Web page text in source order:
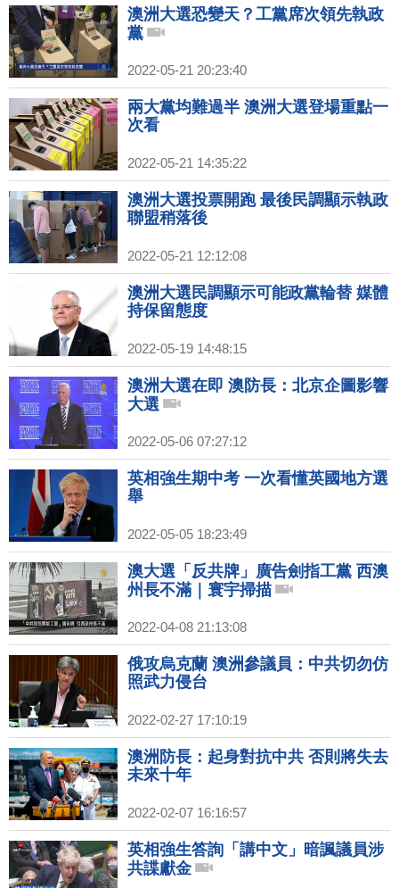
澳洲大選恐變天？工黨席次領先執政
黨
2022-05-21 20:23:40
兩大黨均難過半 澳洲大選登場重點一
次看
2022-05-21 14:35:22
澳洲大選投票開跑 最後民調顯示執政
聯盟稍落後
2022-05-21 12:12:08
澳洲大選民調顯示可能政黨輪替 媒體
持保留態度
2022-05-19 14:48:15
澳洲大選在即 澳防長：北京企圖影響
大選
2022-05-06 07:27:12
英相強生期中考 一次看懂英國地方選
舉
2022-05-05 18:23:49
澳大選「反共牌」廣告劍指工黨 西澳
州長不滿｜寰宇掃描
2022-04-08 21:13:08
俄攻烏克蘭 澳洲參議員：中共切勿仿
照武力侵台
2022-02-27 17:10:19
澳洲防長：起身對抗中共 否則將失去
未來十年
2022-02-07 16:16:57
英相強生答詢「講中文」暗諷議員涉
共諜獻金